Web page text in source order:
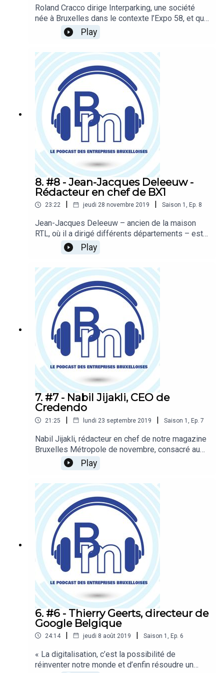
Roland Cracco dirige Interparking, une société
née à Bruxelles dans le contexte l’Expo 58, et qui
figure aujourd’hui parmi les principaux exploitants
de parkings en Europe : 827 parkings et près de
400.000 places de stationnement. Une entreprise
qui se donne pour mission « d’améliorer la
mobilité et de désengorger les villes
européennes ». Bruxelles, il en témoigne, « n’est
pas la plus facile ». Hosts : Emmanuel Robert et
Elisa BrevetRéalisation : Ophélie Legast et Elisa
Brevet
Play
8. #8 - Jean-Jacques Deleeuw -
Rédacteur en chef de BX1
23:22 jeudi 28 novembre 2019 Saison 1 , Ep. 8
Jean-Jacques Deleeuw – ancien de la maison
RTL, où il a dirigé différents départements – est
depuis 2015 le rédacteur en chef de BX1, la
chaîne d’information bruxelloise francophone.
Présente en télévision et sur le web, BX1 s’est
désormais élargie à la radio, avec BX1+.
Rédacteur en chef invité du magazine Bruxelles
Métropole en janvier 2020, il nous parle de
journalisme et du rôle des médias locaux. Hosts :
Emmanuel Robert et Elisa Brevet Réalisation :
Ophélie Legast et Elisa Brevet
Play
7. #7 - Nabil Jijakli, CEO de
Credendo
21:25 | lundi 23 septembre 2019 | Saison 1 Ep. 7
Nabil Jijakli, rédacteur en chef de notre magazine
Bruxelles Métropole de novembre, consacré au
commerce international, est le Deputy CEO de
Credendo, l’organe public d’assurance-crédit à
comme expert à la Banque Nationale et à la
Commission européenne. Avec lui, nous
évoquons les risques et les opportunités à
l’exportation pour les entreprises
bruxelloises.Hosts : Emmanuel Robert et Elisa
BrevetRéalisation : Ophélie Legast et Elisa Brevet
Play
6. #6 - Thierry Geerts, directeur de
Google Belgique
24:14 | jeudi 8 août 2019 | Saison 1 Ep. 6
« La digitalisation, c’est la possibilité de
réinventer notre monde et d’enfin résoudre un